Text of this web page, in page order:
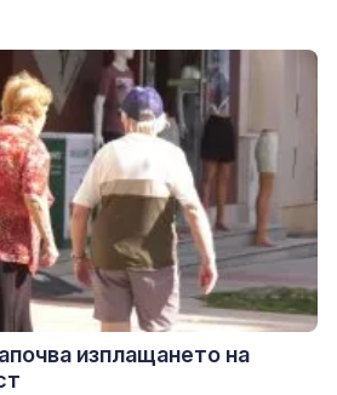
изплащането на